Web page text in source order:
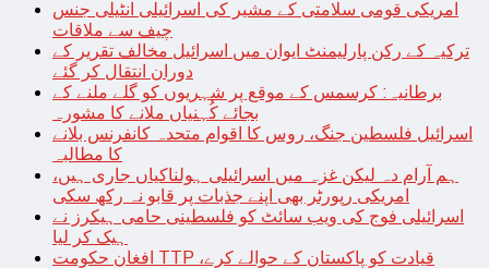
امریکی قومی سلامتی کے مشیر کی اسرائیلی انٹیلی جنس
چیف سے ملاقات
ترکیہ کے رکن پارلیمنٹ ایوان میں اسرائیل مخالف تقریر کے
دوران انتقال کر گئے
برطانیہ: کرسمس کے موقع پر شہریوں کو گلے ملنے کے
بجائے کُہنیاں ملانے کا مشورہ
اسرائیل فلسطین جنگ، روس کا اقوام متحدہ کانفرنس بلانے
کا مطالبہ
ہم آرام دہ لیکن غزہ میں اسرائیلی ہولناکیاں جاری ہیں،
امریکی رپورٹر بھی اپنے جذبات پر قابو نہ رکھ سکی
اسرائیلی فوج کی ویب سائٹ کو فلسطینی حامی ہیکرز نے
ہیک کر لیا
افغان حکومت TTP قیادت کو پاکستان کے حوالے کرے،